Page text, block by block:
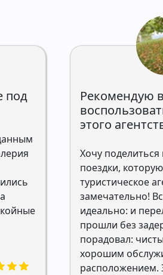
под
Рекомендую
этого
Хочу
поездки,
туристическое
замечательно!
идеально: и
прошли без
порадовал:
хорошим
расположением.